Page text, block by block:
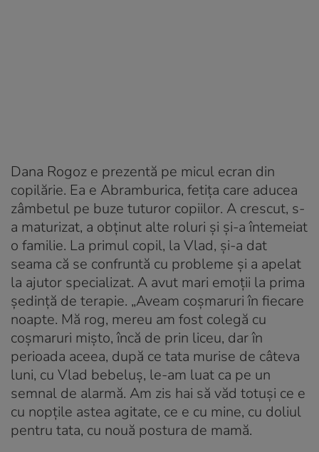
Dana Rogoz e prezentă pe micul ecran din
copilărie. Ea e Abramburica, fetița care aducea
zâmbetul pe buze tuturor copiilor. A crescut, s-
a maturizat, a obținut alte roluri și și-a întemeiat
o familie. La primul copil, la Vlad, și-a dat
seama că se confruntă cu probleme și a apelat
la ajutor specializat. A avut mari emoții la prima
ședință de terapie. „Aveam coșmaruri în fiecare
noapte. Mă rog, mereu am fost colegă cu
coșmaruri mișto, încă de prin liceu, dar în
perioada aceea, după ce tata murise de câteva
luni, cu Vlad bebeluș, le-am luat ca pe un
semnal de alarmă. Am zis hai să văd totuși ce e
cu nopțile astea agitate, ce e cu mine, cu doliul
pentru tata, cu nouă postura de mamă.